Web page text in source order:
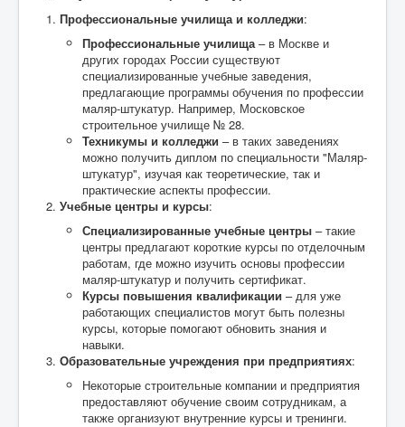
Профессиональные училища и колледжи:
Профессиональные училища – в Москве и
других городах России существуют
специализированные учебные заведения,
предлагающие программы обучения по профессии
маляр-штукатур. Например, Московское
строительное училище № 28.
Техникумы и колледжи – в таких заведениях
можно получить диплом по специальности "Маляр-
штукатур", изучая как теоретические, так и
практические аспекты профессии.
Учебные центры и курсы:
Специализированные учебные центры – такие
центры предлагают короткие курсы по отделочным
работам, где можно изучить основы профессии
маляр-штукатур и получить сертификат.
Курсы повышения квалификации – для уже
работающих специалистов могут быть полезны
курсы, которые помогают обновить знания и
навыки.
Образовательные учреждения при предприятиях:
Некоторые строительные компании и предприятия
предоставляют обучение своим сотрудникам, а
также организуют внутренние курсы и тренинги.